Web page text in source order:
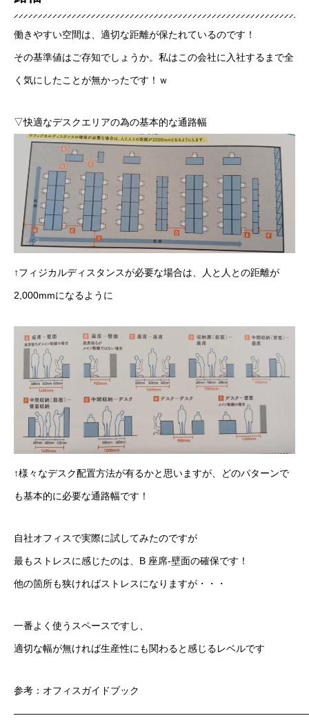
働きやすい空間は、適切な距離が保たれているのです！
その基準値はご存知でしょうか。私はこの会社に入社するまで全
く気にしたことが無かったです！ｗ
▽快適なデスクエリアの為の基本的な通路幅
↑フィジカルディスタンスが必要な場合は、人と人との距離が
2,000mmになるように
↑様々なデスク配置方法が有るかと思いますが、どのパターンで
も基本的に必要な通路幅です！
自社オフィスで実際に試してみたのですが
最もストレスに感じたのは、B 座席-壁面の確保です！
他の箇所も狭ければストレスになりますが・・・
一番よく使うスペースですし、
適切な幅が無ければ生産性にも関わると感じるレベルです
参考：オフィスガイドブック